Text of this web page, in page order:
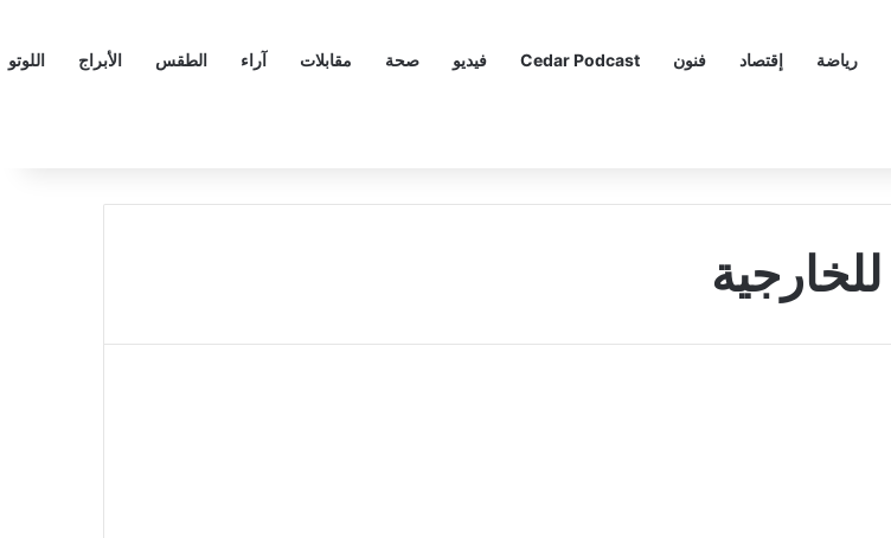
رياضة إقتصاد فنون Cedar Podcast فيديو صحة مقابلات آراء الطقس الأبراج اللوتو
للخارجية